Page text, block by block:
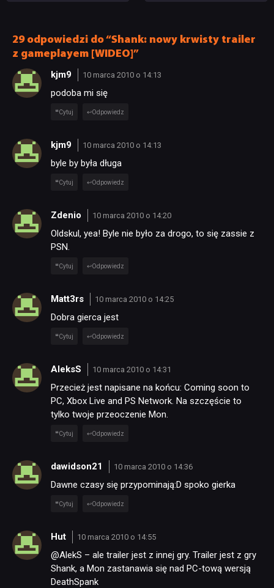
NEWSY
RECENZJE
KULTURA
29 odpowiedzi do “Shank: nowy krwisty trailer
z gameplayem [WIDEO]”
kjm9 10 marca 2010 o 14:13
podoba mi się
Cytuj Odpowiedz
kjm9 10 marca 2010 o 14:13
byle by była długa
Cytuj Odpowiedz
Zdenio 10 marca 2010 o 14:20
Oldskul, yea! Byle nie było za drogo, to się zassie z
PSN.
Cytuj Odpowiedz
Matt3rs 10 marca 2010 o 14:25
Dobra gierca jest
Cytuj Odpowiedz
AleksS 10 marca 2010 o 14:31
Przecież jest napisane na końcu: Coming soon to
PC, Xbox Live and PS Network. Na szczęście to
tylko twoje przeoczenie Mon.
Cytuj Odpowiedz
dawidson21 10 marca 2010 o 14:36
Dawne czasy się przypominają:D spoko gierka
Cytuj Odpowiedz
Hut 10 marca 2010 o 14:55
@AlekS – ale trailer jest z innej gry. Trailer jest z gry
Shank, a Mon zastanawia się nad PC-tową wersją
DeathSpank